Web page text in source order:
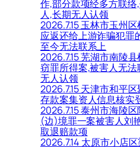
作,部分款项经多方联
人,长期无人认领
2026.7.15 玉林市玉州
应返还给上游诈骗犯
至今无法联系上
2026.7.15 芜湖市南陵
窃罪所得案,被害人无
无人认领
2026.7.15 天津市和平
存款案集资人信息核实
2026.7.15 泰州市海陵
(边)境罪一案被害人刘
取退赔款项
2026.7.14 太原市小店